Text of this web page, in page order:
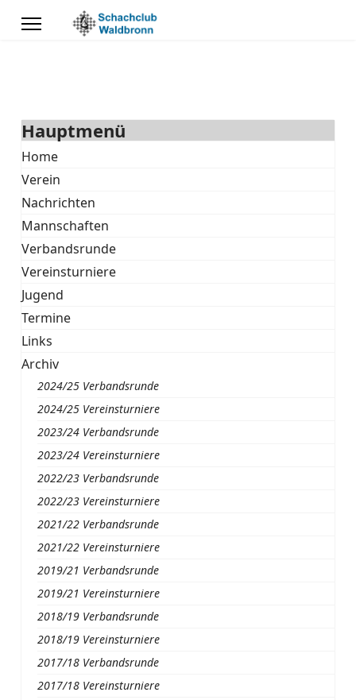
Hauptmenü
Home
Verein
Nachrichten
Mannschaften
Verbandsrunde
Vereinsturniere
Jugend
Termine
Links
Archiv
2024/25 Verbandsrunde
2024/25 Vereinsturniere
2023/24 Verbandsrunde
2023/24 Vereinsturniere
2022/23 Verbandsrunde
2022/23 Vereinsturniere
2021/22 Verbandsrunde
2021/22 Vereinsturniere
2019/21 Verbandsrunde
2019/21 Vereinsturniere
2018/19 Verbandsrunde
2018/19 Vereinsturniere
2017/18 Verbandsrunde
2017/18 Vereinsturniere